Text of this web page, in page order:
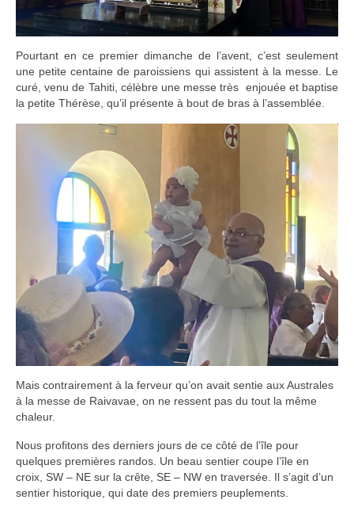
Pourtant en ce premier dimanche de l’avent, c’est seulement
une petite centaine de paroissiens qui assistent à la messe. Le
curé, venu de Tahiti, célèbre une messe très enjouée et baptise
la petite Thérèse, qu’il présente à bout de bras à l’assemblée.
Mais contrairement à la ferveur qu’on avait sentie aux Australes
à la messe de Raivavae, on ne ressent pas du tout la même
chaleur.
Nous profitons des derniers jours de ce côté de l’île pour
quelques premières randos. Un beau sentier coupe l’île en
croix, SW – NE sur la crête, SE – NW en traversée. Il s’agit d’un
sentier historique, qui date des premiers peuplements.